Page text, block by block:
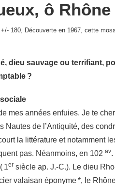
ô
180, Découverte en 1967, cette
dieu sauvage ou terrifiant,
?
mes années enfuies. Je te
Nautes de l’Antiquité, des
la littérature et notamment
pas. Néanmoins, en 102 av.
1er siècle ap. J.-C.). Le dieu
valaisan éponyme *, le